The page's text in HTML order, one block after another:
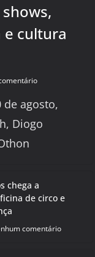
e cultura
de agosto,
Diogo
chega a
de circo e
comentário